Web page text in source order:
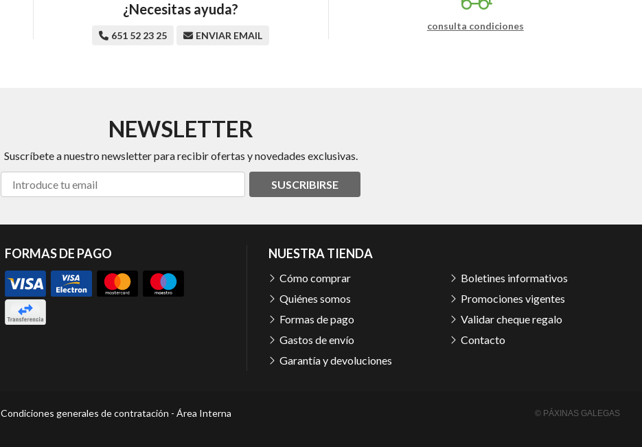
¿Necesitas ayuda?
651 52 23 25 ENVIAR EMAIL
consulta condiciones
NEWSLETTER
Suscríbete a nuestro newsletter para recibir ofertas y novedades exclusivas.
SUSCRIBIRSE
FORMAS DE PAGO NUESTRA TIENDA
Cómo comprar
Quiénes somos
Formas de pago
Gastos de envío
Garantía y devoluciones
Boletines informativos
Promociones vigentes
Validar cheque regalo
Contacto
Condiciones generales de contratación - Área Interna © PÁXINAS GALEGAS